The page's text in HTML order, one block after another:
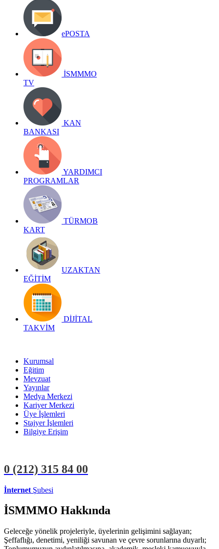
ePOSTA
İSMMMO
TV
KAN
BANKASI
YARDIMCI
PROGRAMLAR
TÜRMOB
KART
UZAKTAN
EĞİTİM
DİJİTAL
TAKVİM
Kurumsal
Eğitim
Mevzuat
Yayınlar
Medya Merkezi
Kariyer Merkezi
Üye İşlemleri
Stajyer İşlemleri
Bilgiye Erişim
0 (212) 315 84 00
İnternet Şubesi
İSMMMO Hakkında
Geleceğe yönelik projeleriyle, üyelerinin gelişimini sağlayan;
Şeffaflığı, denetimi, yeniliği savunan ve çevre sorunlarına duyarlı;